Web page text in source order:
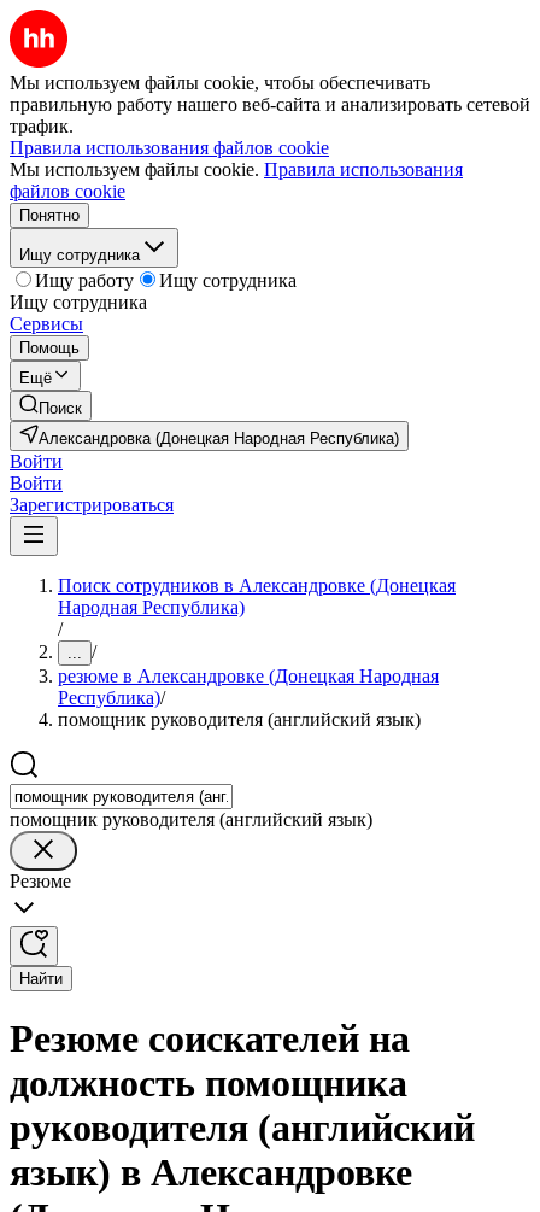
Мы используем файлы cookie, чтобы обеспечивать
правильную работу нашего веб-сайта и анализировать сетевой
трафик.
Правила использования файлов cookie
Мы используем файлы cookie. Правила использования
файлов cookie
Понятно
Ищу сотрудника
Ищу работу
Ищу сотрудника
Ищу сотрудника
Сервисы
Помощь
Ещё
Поиск
Александровка (Донецкая Народная Республика)
Войти
Войти
Зарегистрироваться
Поиск сотрудников в Александровке (Донецкая
Народная Республика)
/
... /
резюме в Александровке (Донецкая Народная
Республика)/
помощник руководителя (английский язык)
помощник руководителя (английский язык)
Резюме
Найти
Резюме соискателей на
должность помощника
руководителя (английский
язык) в Александровке